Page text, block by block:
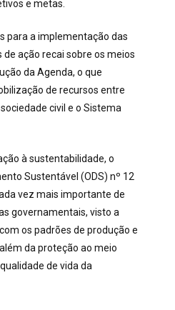
e metas.
para a implementação das
ação recai sobre os meios
da Agenda, o que
de recursos entre
civil e o Sistema
à sustentabilidade, o
Sustentável (ODS) nº 12
vez mais importante de
governamentais, visto a
os padrões de produção e
da proteção ao meio
de vida da